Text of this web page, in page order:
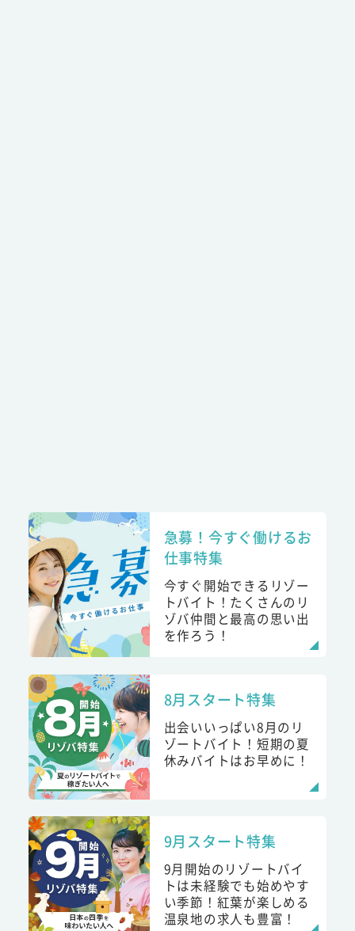
急募！今すぐ働けるお
仕事特集
今すぐ開始できるリゾー
トバイト！たくさんのリ
ゾバ仲間と最高の思い出
を作ろう！
8月スタート特集
出会いいっぱい8月のリ
ゾートバイト！短期の夏
休みバイトはお早めに！
9月スタート特集
9月開始のリゾートバイ
トは未経験でも始めやす
い季節！紅葉が楽しめる
温泉地の求人も豊富！